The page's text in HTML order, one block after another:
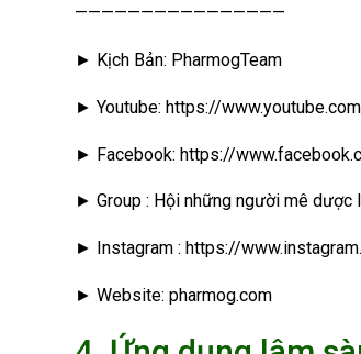
————————————————
► Kịch Bản: PharmogTeam
► Youtube: https://
► Facebook: https://
► Group : Hội những người mê dược
► Instagram : https://
► Website: pharmog.com